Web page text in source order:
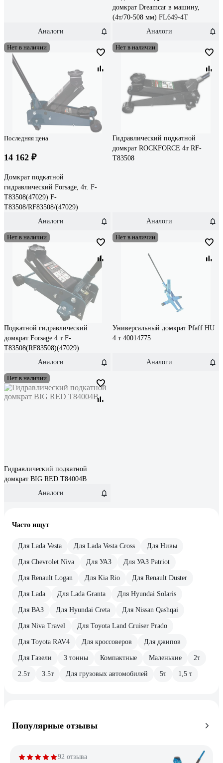
Аналоги
домкрат Dreamcar в машину,
(4т/70-508 мм) FL649-4T
Аналоги
Нет в наличии
Последняя цена
14 162 ₽
Домкрат подкатной
гидравлический Forsage, 4т. F-
T83508(47029) F-
T83508/RF83508/(47029)
Аналоги
Нет в наличии
Гидравлический подкатной
домкрат ROCKFORCE 4т RF-
T83508
Аналоги
Нет в наличии
Подкатной гидравлический
домкрат Forsage 4 т F-
T83508(RF83508)(47029)
Аналоги
Нет в наличии
Универсальный домкрат Pfaff HU
4 т 40014775
Аналоги
Нет в наличии
Гидравлический подкатной
домкрат BIG RED T84004B
Аналоги
Часто ищут
Для Lada Vesta Для Lada Vesta Cross Для Нивы
Для Chevrolet Niva Для УАЗ Для УАЗ Patriot
Для Renault Logan Для Kia Rio Для Renault Duster
Для Lada Для Lada Granta Для Hyundai Solaris
Для ВАЗ Для Hyundai Creta Для Nissan Qashqai
Для Niva Travel Для Toyota Land Cruiser Prado
Для Toyota RAV4 Для кроссоверов Для джипов
Для Газели 3 тонны Компактные Маленькие 2т
2.5т 3.5т Для грузовых автомобилей 5т 1,5 т
Популярные отзывы
92 отзыва